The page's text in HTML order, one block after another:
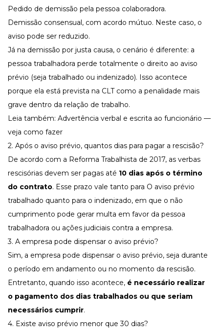
Pedido de demissão pela pessoa colaboradora.
Demissão consensual, com acordo mútuo. Neste caso, o
aviso pode ser reduzido.
Já na demissão por justa causa, o cenário é diferente: a
pessoa trabalhadora perde totalmente o direito ao aviso
prévio (seja trabalhado ou indenizado). Isso acontece
porque ela está prevista na CLT como a penalidade mais
grave dentro da relação de trabalho.
Leia também: Advertência verbal e escrita ao funcionário —
veja como fazer
2. Após o aviso prévio, quantos dias para pagar a rescisão?
De acordo com a Reforma Trabalhista de 2017, as verbas
rescisórias devem ser pagas até 10 dias após o término
do contrato. Esse prazo vale tanto para O aviso prévio
trabalhado quanto para o indenizado, em que o não
cumprimento pode gerar multa em favor da pessoa
trabalhadora ou ações judiciais contra a empresa.
3. A empresa pode dispensar o aviso prévio?
Sim, a empresa pode dispensar o aviso prévio, seja durante
o período em andamento ou no momento da rescisão.
Entretanto, quando isso acontece, é necessário realizar
o pagamento dos dias trabalhados ou que seriam
necessários cumprir.
4. Existe aviso prévio menor que 30 dias?